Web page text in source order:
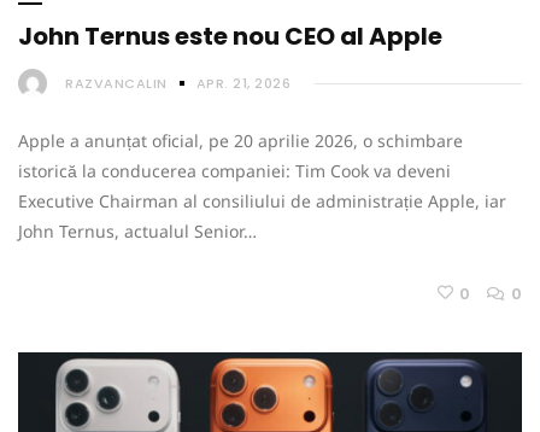
John Ternus este nou CEO al Apple
RAZVANCALIN APR. 21, 2026
Apple a anunțat oficial, pe 20 aprilie 2026, o schimbare
istorică la conducerea companiei: Tim Cook va deveni
Executive Chairman al consiliului de administrație Apple, iar
John Ternus, actualul Senior…
0 0